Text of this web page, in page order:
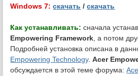
Windows 7: скачать /скачать
Как устанавливать: сначала
Empowering Framework , а потом
Подробней установка описана в
Empowering Technology.Acer
обсуждается в этой теме форума: